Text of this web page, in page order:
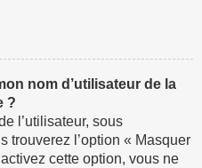
nom d’utilisateur de la
?
l’utilisateur, sous
trouverez l’option « Masquer
cette option, vous ne